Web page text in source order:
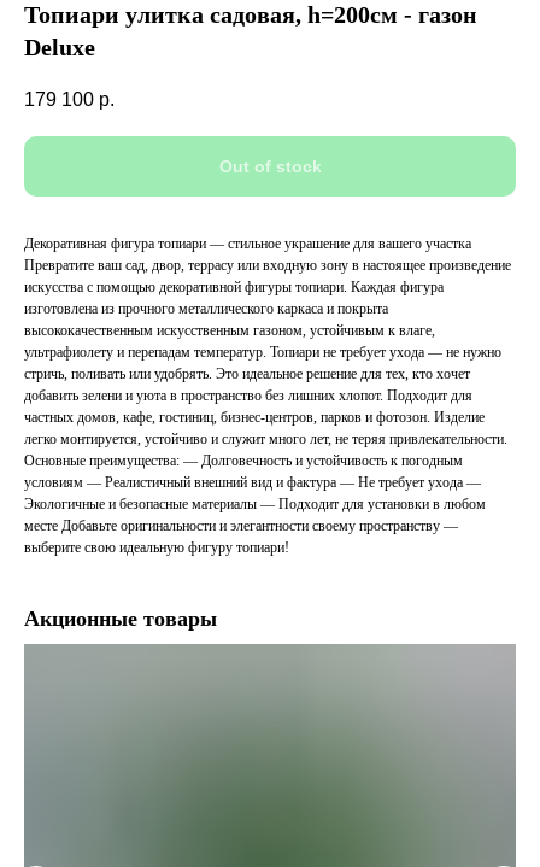
Топиари улитка садовая, h=200см - газон
Deluxe
179 100 р.
Out of stock
Декоративная фигура топиари — стильное украшение для вашего участка
Превратите ваш сад, двор, террасу или входную зону в настоящее произведение
искусства с помощью декоративной фигуры топиари. Каждая фигура
изготовлена из прочного металлического каркаса и покрыта
высококачественным искусственным газоном, устойчивым к влаге,
ультрафиолету и перепадам температур. Топиари не требует ухода — не нужно
стричь, поливать или удобрять. Это идеальное решение для тех, кто хочет
добавить зелени и уюта в пространство без лишних хлопот. Подходит для
частных домов, кафе, гостиниц, бизнес-центров, парков и фотозон. Изделие
легко монтируется, устойчиво и служит много лет, не теряя привлекательности.
Основные преимущества: — Долговечность и устойчивость к погодным
условиям — Реалистичный внешний вид и фактура — Не требует ухода —
Экологичные и безопасные материалы — Подходит для установки в любом
месте Добавьте оригинальности и элегантности своему пространству —
выберите свою идеальную фигуру топиари!
Акционные товары